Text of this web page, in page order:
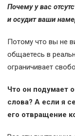
Почему у вас
и осудит ваши
Потому что вы не
общаетесь в
ограничивает
Что он подумает
слова? А если я
его отвращение